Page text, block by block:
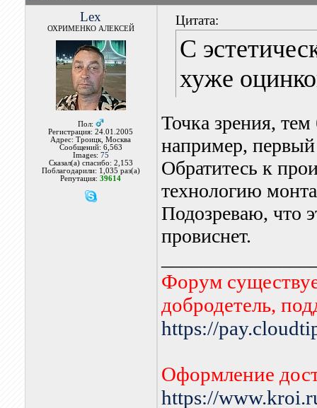
Lex
ОХРИМЕНКО АЛЕКСЕЙ
Пол:
Регистрация: 24.01.2005
Адрес: Троицк, Москва
Сообщений: 6,563
Images: 75
Сказал(а) спасибо: 2,153
Поблагодарили: 1,035 раз(а)
Репутация:39614
Цитата:
С
хуже
Точка зрения,
например,
Обратитесь к
технологию
Подозреваю, что
провиснет.
Форум
добродетель,
https://
Оформление
https://